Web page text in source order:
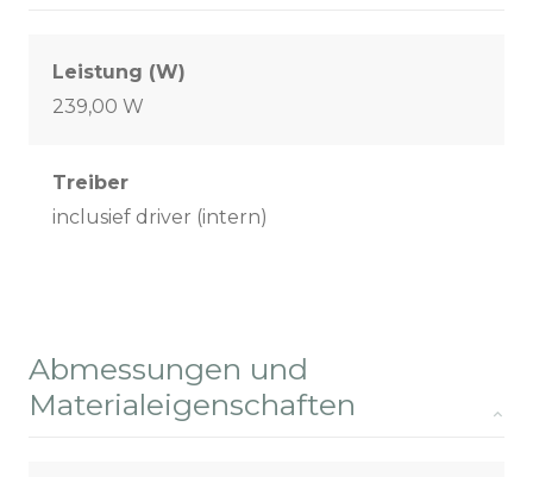
Leistung (W)
239,00 W
Treiber
inclusief driver (intern)
Abmessungen und
Materialeigenschaften